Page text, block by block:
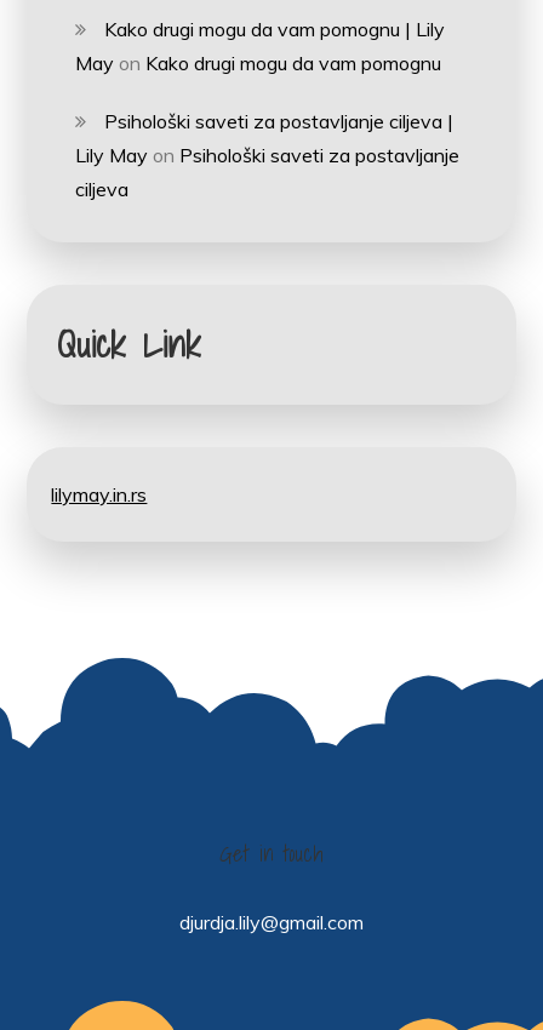
Kako drugi mogu da vam pomognu | Lily
May on Kako drugi mogu da vam pomognu
Psihološki saveti za postavljanje ciljeva |
Lily May on Psihološki saveti za postavljanje
ciljeva
Quick Link
lilymay.in.rs
Get in touch
djurdja.lily@gmail.com